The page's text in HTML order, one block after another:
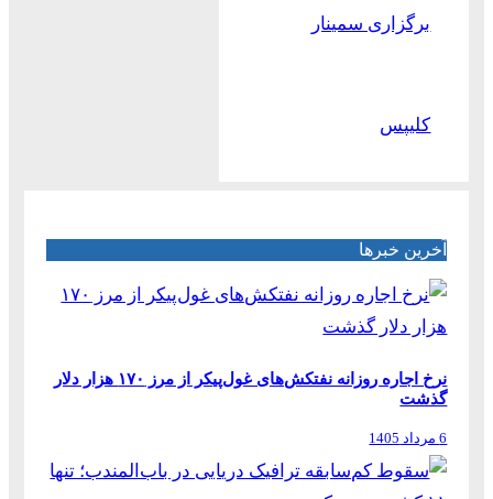
برگزاری سمینار
کلیپس
آخرین خبرها
نرخ اجاره روزانه نفتکش‌های غول‌پیکر از مرز ۱۷۰ هزار دلار
گذشت
6 مرداد 1405